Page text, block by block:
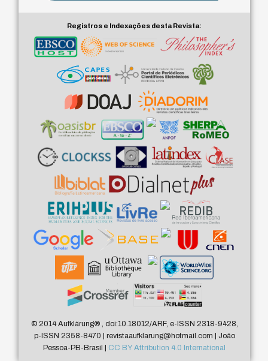
Registros e Indexações desta Revista:
© 2014 Aufklärung®, doi:10.18012/ARF, e-ISSN 2318-9428,
p-ISSN 2358-8470 | revistaaufklarung@hotmail.com | João
Pessoa-PB-Brasil | CC BY Attribution 4.0 International